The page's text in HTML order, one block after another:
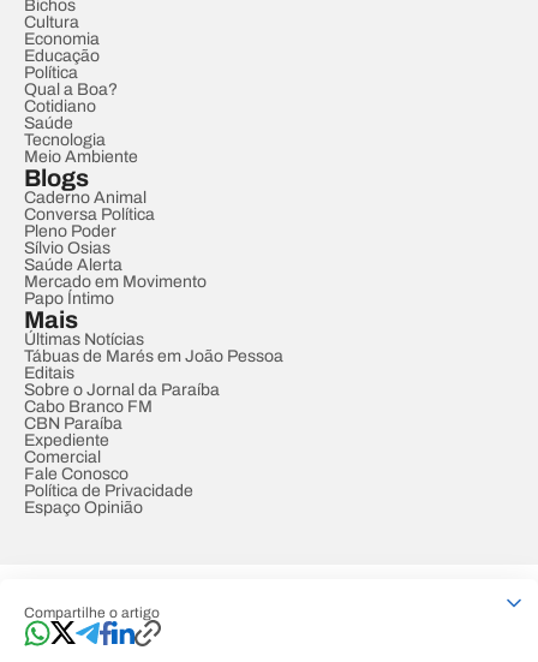
Compartilhe o artigo
Bichos
Cultura
Economia
Educação
Política
Qual a Boa?
Cotidiano
Saúde
Tecnologia
Meio Ambiente
Blogs
Caderno Animal
Conversa Política
Pleno Poder
Sílvio Osias
Saúde Alerta
Mercado em Movimento
Papo Íntimo
Mais
Últimas Notícias
Tábuas de Marés em João Pessoa
Editais
Sobre o Jornal da Paraíba
Cabo Branco FM
CBN Paraíba
Expediente
Comercial
Fale Conosco
Política de Privacidade
Espaço Opinião
Developed by Designed by